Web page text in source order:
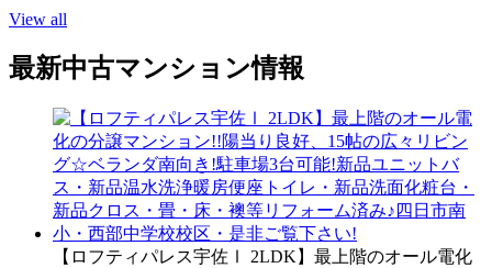
View all
最新中古マンション情報
【ロフティパレス宇佐Ⅰ 2LDK】最上階のオール電化